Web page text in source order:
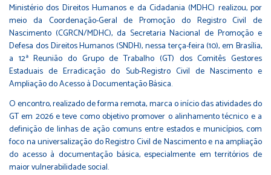
Ministério dos Direitos Humanos e da Cidadania (MDHC) realizou, por
meio da Coordenação-Geral de Promoção do Registro Civil de
Nascimento (CGRCN/MDHC), da Secretaria Nacional de Promoção e
Defesa dos Direitos Humanos (SNDH), nessa terça-feira (10), em Brasília,
a 12ª Reunião do Grupo de Trabalho (GT) dos Comitês Gestores
Estaduais de Erradicação do Sub-Registro Civil de Nascimento e
Ampliação do Acesso à Documentação Básica.
O encontro, realizado de forma remota, marca o início das atividades do
GT em 2026 e teve como objetivo promover o alinhamento técnico e a
definição de linhas de ação comuns entre estados e municípios, com
foco na universalização do Registro Civil de Nascimento e na ampliação
do acesso à documentação básica, especialmente em territórios de
maior vulnerabilidade social.